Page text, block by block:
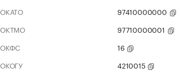
ОКАТО
97410000000
ОКТМО
97710000001
ОКФС
16
ОКОГУ
4210015